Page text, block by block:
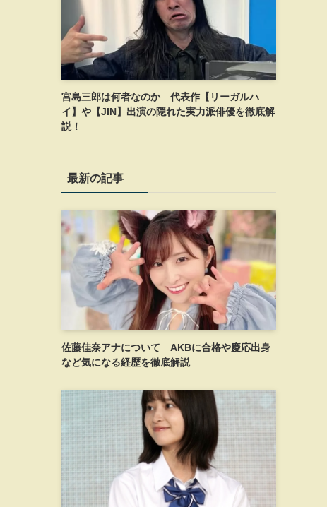
宮島三郎は何者なのか 代表作【リーガルハ
イ】や【JIN】出演の隠れた実力派俳優を徹底解
説！
最新の記事
佐藤佳奈アナについて AKBに合格や慶応出身
など気になる経歴を徹底解説